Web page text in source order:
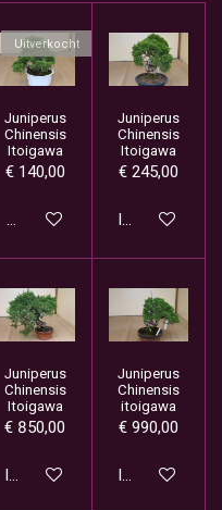
Uitverkocht
Juniperus
Chinensis
Itoigawa
€ 140,00
Houd mij op de hoogte
Juniperus
Chinensis
Itoigawa
€ 245,00
In
Juniperus
Chinensis
Itoigawa
€ 850,00
In winkelwagen
Juniperus
Chinensis
itoigawa
€ 990,00
In